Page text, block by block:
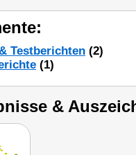
Testberichten (2)
(1)
&